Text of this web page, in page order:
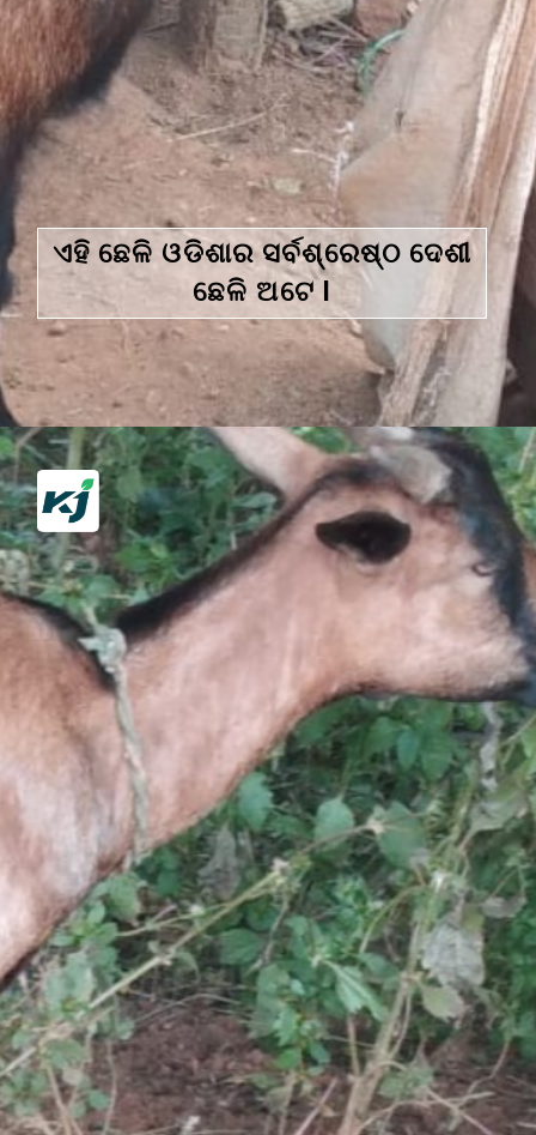
ଏହି ଛେଳି ଓଡିଶାର ସର୍ବଶ୍ରେଷ୍ଠ ଦେଶୀ
ଛେଳି ଅଟେ l